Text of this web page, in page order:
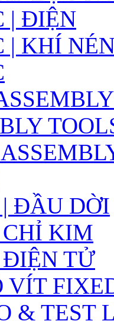
| ĐIỆN
| KHÍ
ĐẦU DỜI
KIM
TỬ
VÍT
& TEST